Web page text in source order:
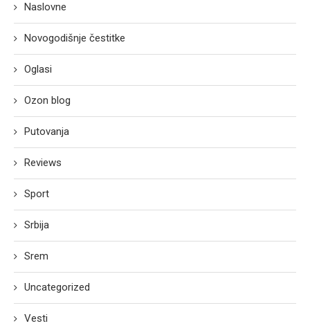
Naslovne
Novogodišnje čestitke
Oglasi
Ozon blog
Putovanja
Reviews
Sport
Srbija
Srem
Uncategorized
Vesti